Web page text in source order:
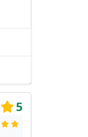
5